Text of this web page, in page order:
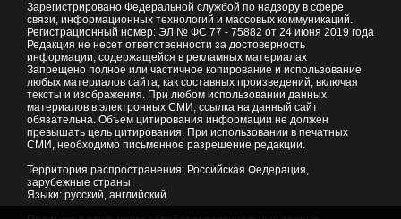
Зарегистрировано Федеральной службой по надзору в сфере
связи, информационных технологий и массовых коммуникаций.
Регистрационный номер: ЭЛ № ФС 77 - 75882 от 24 июня 2019 года
Редакция не несет ответственности за достоверность
информации, содержащейся в рекламных материалах
Запрещено полное или частичное копирование и использование
любых материалов сайта, как составных произведений, включая
тексты и изображения. При любом использовании данных
материалов в электронных СМИ, ссылка на данный сайт
обязательна. Объем цитирования информации не должен
превышать цель цитирования. При использовании в печатных
СМИ, необходимо письменное разрешение редакции.
Территория распространения: Российская Федерация,
зарубежные страны
Языки: русский, английский